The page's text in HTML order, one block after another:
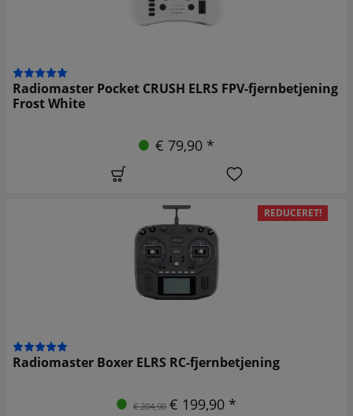
Radiomaster Pocket CRUSH ELRS FPV-fjernbetjening
Frost White
€ 79,90 *
REDUCERET!
Radiomaster Boxer ELRS RC-fjernbetjening
€ 204,90 € 199,90 *